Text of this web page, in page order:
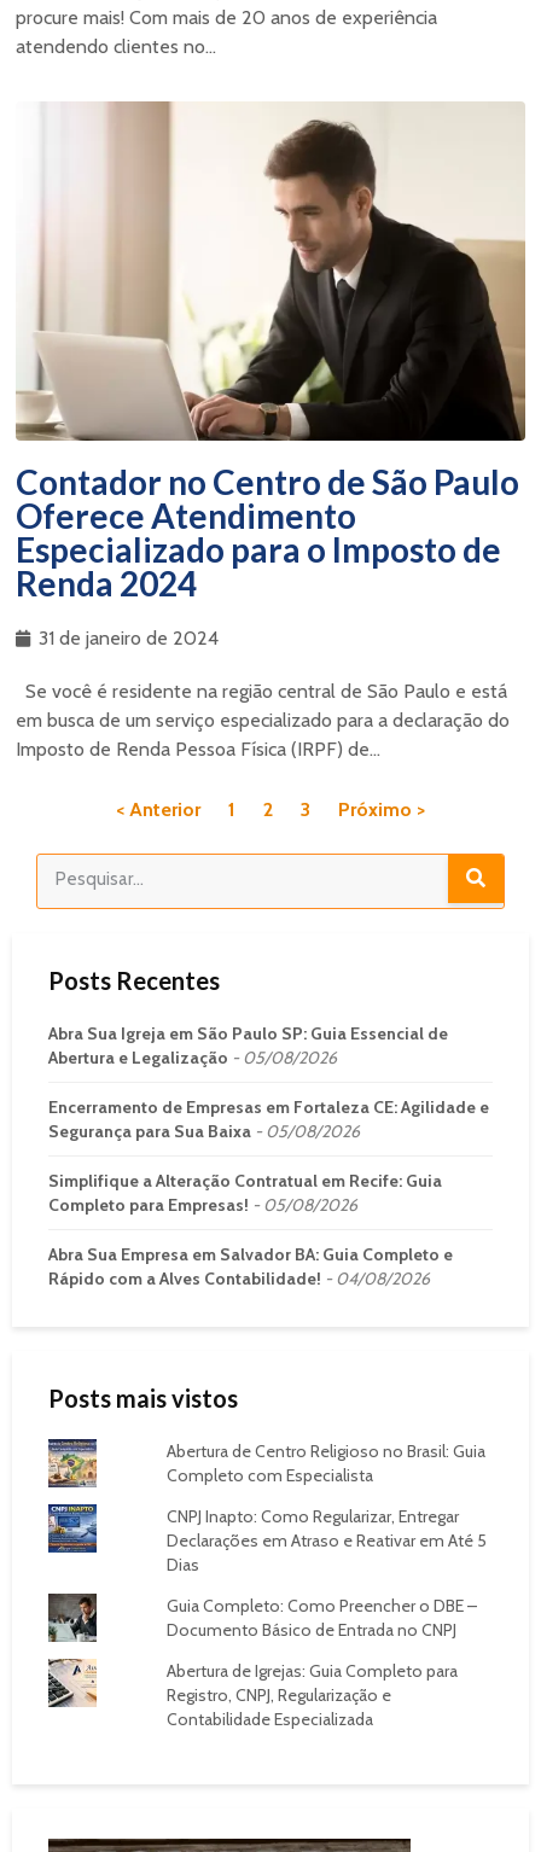
procure mais! Com mais de 20 anos de experiência
atendendo clientes no...
Contador no Centro de São Paulo
Oferece Atendimento
Especializado para o Imposto de
Renda 2024
31 de janeiro de 2024
Se você é residente na região central de São Paulo e está
em busca de um serviço especializado para a declaração do
Imposto de Renda Pessoa Física (IRPF) de...
< Anterior 1 2 3 Próximo >
Posts Recentes
Abra Sua Igreja em São Paulo SP: Guia Essencial de
Abertura e Legalização
05/08/2026
Encerramento de Empresas em Fortaleza CE: Agilidade e
Segurança para Sua Baixa
05/08/2026
Simplifique a Alteração Contratual em Recife: Guia
Completo para Empresas!
05/08/2026
Abra Sua Empresa em Salvador BA: Guia Completo e
Rápido com a Alves Contabilidade!
04/08/2026
Posts mais vistos
Abertura de Centro Religioso no Brasil: Guia
Completo com Especialista
CNPJ Inapto: Como Regularizar, Entregar
Declarações em Atraso e Reativar em Até 5
Dias
Guia Completo: Como Preencher o DBE –
Documento Básico de Entrada no CNPJ
Abertura de Igrejas: Guia Completo para
Registro, CNPJ, Regularização e
Contabilidade Especializada